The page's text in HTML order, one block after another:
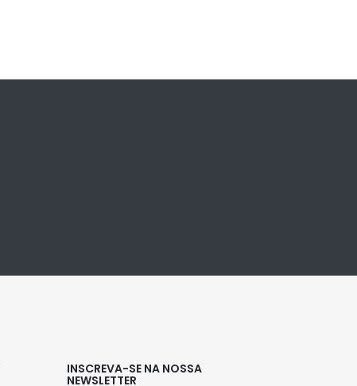
INSCREVA-SE NA NOSSA
NEWSLETTER